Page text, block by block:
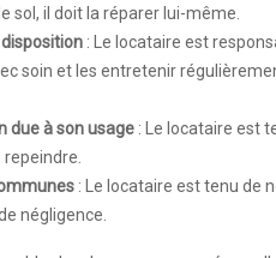
sol, il doit la réparer lui-même.
: Le locataire est
soin et les entretenir
due à son usage : Le locataire est
: Le locataire est tenu de
négligence.